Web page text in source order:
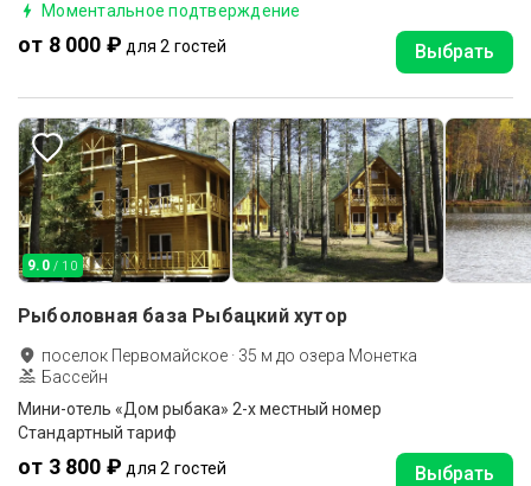
Моментальное подтверждение
от 8 000 ₽ для 2 гостей Выбрать
9.0 / 10
Рыболовная база Рыбацкий хутор
поселок Первомайское · 35 м до озера Монетка
Бассейн
Мини-отель «Дом рыбака» 2-х местный номер
Стандартный тариф
от 3 800 ₽ для 2 гостей Выбрать